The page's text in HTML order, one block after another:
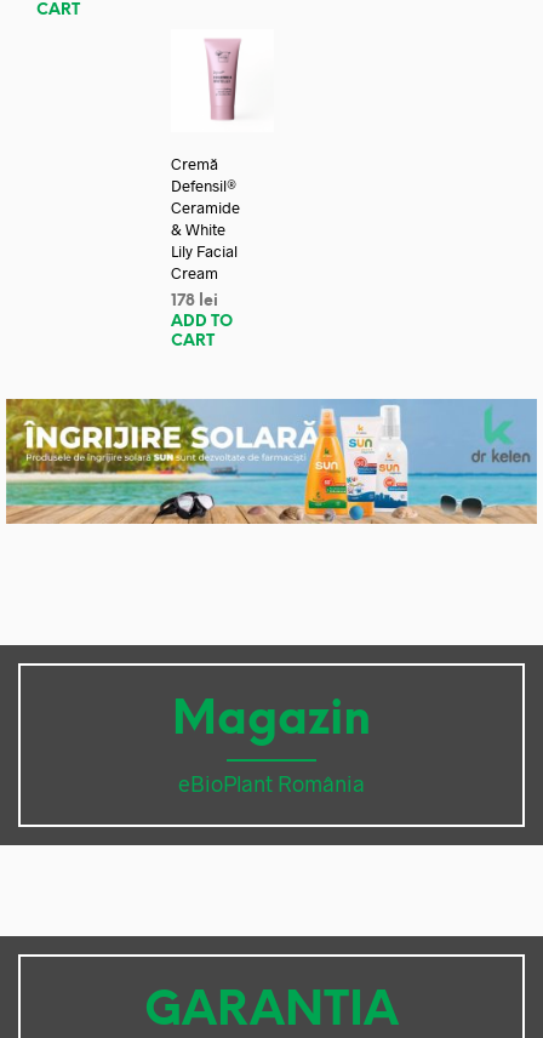
CART
Cremă
Defensil®
Ceramide
& White
Lily Facial
Cream
178 lei
ADD TO
CART
Magazin
eBioPlant România
GARANTIA